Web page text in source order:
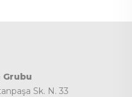
Grubu
Sk. N. 33